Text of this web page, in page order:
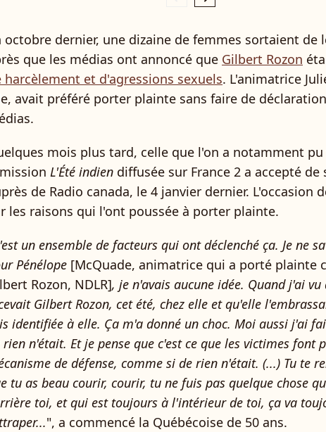
octobre dernier, une dizaine de femmes sortaient de
que les médias ont annoncé que Gilbert Rozon
harcèlement et d'agressions sexuels. L'animatrice
avait préféré porter plainte sans faire de
mois plus tard, celle que l'on a notamment
L'Été indien diffusée sur France 2 a accepté de
de Radio canada, le 4 janvier dernier. L'occasion
les raisons qui l'ont poussée à porter plainte.
un ensemble de facteurs qui ont déclenché ça. Je ne
Pénélope [McQuade, animatrice qui a porté plainte
Rozon, NDLR], je n'avais aucune idée. Quand j'ai vu
Gilbert Rozon, cet été, chez elle et qu'elle
identifiée à elle. Ça m'a donné un choc. Moi aussi j'ai
rien n'était. Et je pense que c'est ce que les victimes font
de défense, comme si de rien n'était. (...) Tu te
tu as beau courir, courir, tu ne fuis pas quelque chose
toi, et qui est toujours à l'intérieur de toi, ça va
", a commencé la Québécoise de 50 ans.